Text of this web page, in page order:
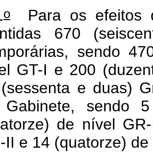
o Para os efeitos
670
sendo
GT-I e 200
e duas)
sendo
de nível
II e 14 (quatorze)